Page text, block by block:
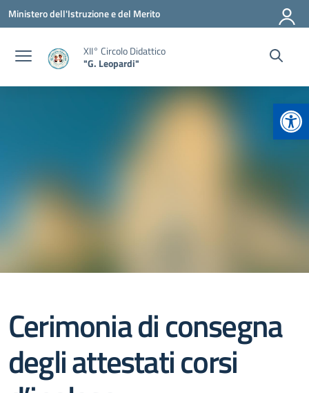
Vai ai contenuti
Vai al menu di navigazione
Vai al footer
Ministero dell'Istruzione e del Merito
XII° Circolo Didattico
"G. Leopardi"
Cerimonia di consegna
degli attestati corsi